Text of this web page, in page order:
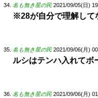
名も無き星の民 2021/09/05(日)
※28が自分で理解して
名も無き星の民 2021/09/06(月)
ルシはテンハ入れてボ
名も無き星の民 2021/09/06(月)